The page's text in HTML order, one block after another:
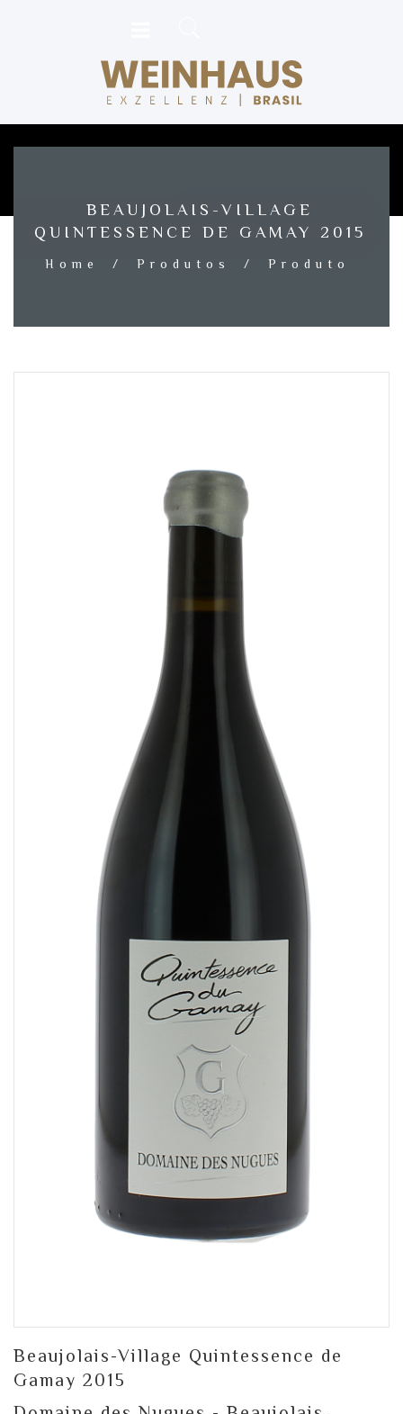
BEAUJOLAIS-VILLAGE
QUINTESSENCE DE GAMAY 2015
Home / Produtos / Produto
Beaujolais-Village Quintessence de
Gamay 2015